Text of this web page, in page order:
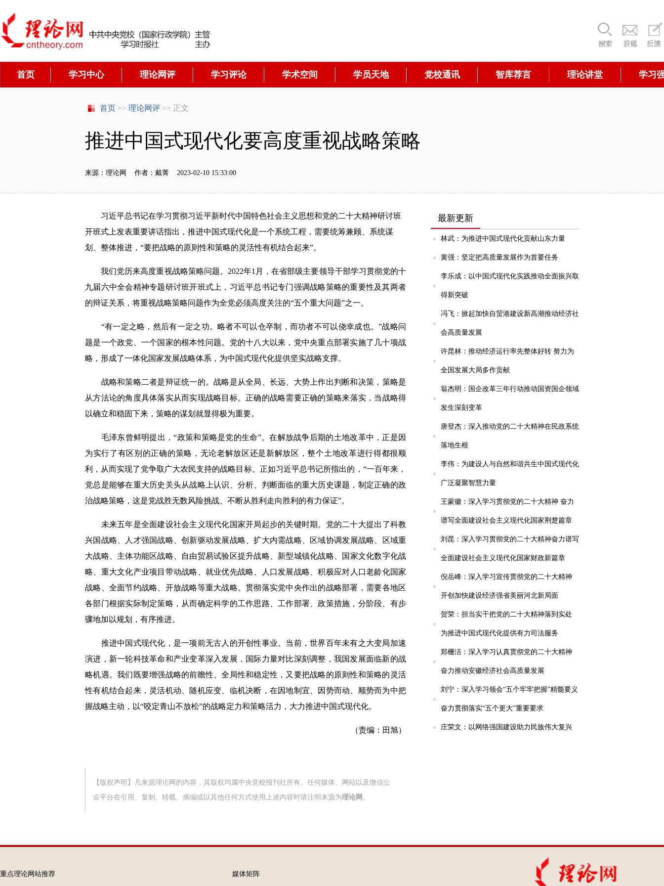
首页 学习中心 理论网评 学习评论 学术空间 学员天地 党校通讯 智库荐言 理论讲堂 学习
首页 >> 理论网评 >> 正文
推进中国式现代化要高度重视战略策略
来源：理论网 作者：戴菁 2023-02-10 15:33:00
习近平总书记在学习贯彻习近平新时代中国特色社会主义思想和党的二十大精神研讨班
开班式上发表重要讲话指出，推进中国式现代化是一个系统工程， 需要统筹兼顾、系统谋
划、整体推进， “要把战略的原则性和策略的灵活性有机结合起来”。
我们党历来高度重视战略策略问题。 2022年1月，在省部级主要领导干部学习贯彻党的十
九届六中全会精神专题研讨班开班式上，习近平总书记专门强调战略策略的重要性及其两者
的辩证关系 ，将重视战略策略问题作为全党必须高度关注的“五个重大问题”之一。
“有一定之略，然后有一定之功。略者不可以仓卒制，而功者不可以侥幸成也。”战略问
题是一个政党、一个国家的根本性问题。党的十八大以来，党中央重点部署实施了几十项战
略，形成了一体化国家发展战略体系，为中国式现代化提供坚实战略支撑。
战略和策略二者是辩证统一的。战略是从全局、长远、大势上作出判断和决策， 策略是
从方法论的角度具体落实从而实现战略目标。正确的战略需要正确的策略来落实 ， 当战略得
以确立和稳固下来，策略的谋划就显得极为重要。
毛泽东曾鲜明提出，“政策和策略是党的生命”。在解放战争后期的土地改革中，正是因
为实行了有区别的正确的策略，无论老解放区还是新解放区，整个土地改革进行得都很顺
利，从而实现了党争取广大农民支持的战略目标。正如习近平总书记所指出的 ，“一百年来，
党总是能够在重大历史关头从战略上认识、分析、判断面临的重大历史课题，制定正确的政
治战略策略，这是党战胜无数风险挑战、不断从胜利走向胜利的有力保证”。
未来五年是全面建设社会主义现代化国家开局起步的关键时期 。 党的二十大提出了科教
兴国战略
人才强国战略、创新驱动发展战略、扩大内需战略 区域协调发展战略
区域重
大战略
主体功能区战略 自由贸易试验区提升战略 新型城镇化战略 国家文化数字化战
略、 重大文化产业项目带动战略、 就业优先战略、 人口发展战略 、积极应对人口老龄化国家
战略、全面节约战略、开放战略等重大战略。贯彻落实党中央作出的战略部署， 需要各地区
各部门根据实际制定策略，从而确定科学的工作思路、工作部署、政策措施，分阶段、 有步
骤地加以规划，有序推进。
推进中国式现代化，是一项前无古人的开创性事业。 当前，世界百年未有之大变局加速
演进，新一轮科技革命和产业变革深入发展，国际力量对比深刻调整，我国发展面临新的战
略机遇。我们既要增强战略的前瞻性、全局性和稳定性，又要把战略的原则性和策略的灵活
性有机结合起来，灵活机动、随机应变、临机决断，在因地制宜、因势而动、顺势而为中把
握战略主动， 以“咬定青山不放松”的战略定力和策略活力 ， 大力推进中国式现代化。
（责编：田旭）
【版权声明】凡来源理论网的内容，其版权均属中央党校报刊社所有。任何媒体、网站以及微信公
众平台在引用、复制、转载、摘编或以其他任何方式使用上述内容时请注明来源为理论网 。
最新更新
林武：为推进中国式现代化贡献山东力量
黄强：坚定把高质量发展作为首要任务
李乐成：以中国式现代化实践推动全面振兴取
得新突破
冯飞：掀起加快自贸港建设新高潮推动经济社
会高质量发展
许昆林：推动经济运行率先整体好转 努力为
全国发展大局多作贡献
翁杰明：国企改革三年行动推动国资国企领域
发生深刻变革
唐登杰：深入推动党的二十大精神在民政系统
落地生根
李伟：为建设人与自然和谐共生中国式现代化
广泛凝聚智慧力量
王蒙徽：深入学习贯彻党的二十大精神 奋力
谱写全面建设社会主义现代化国家荆楚篇章
刘昆：深入学习贯彻党的二十大精神奋力谱写
全面建设社会主义现代化国家财政新篇章
倪岳峰：深入学习宣传贯彻党的二十大精神
开创加快建设经济强省美丽河北新局面
贺荣：担当实干把党的二十大精神落到实处
为推进中国式现代化提供有力司法服务
郑栅洁：深入学习认真贯彻党的二十大精神
奋力推动安徽经济社会高质量发展
刘宁：深入学习领会“五个牢牢把握”精髓要义
奋力贯彻落实“五个更大”重要要求
庄荣文：以网络强国建设助力民族伟大复兴
重点理论网站推荐 媒体矩阵